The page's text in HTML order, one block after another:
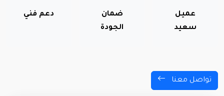
عميل
سعيد
ضمان
الجودة
دعم فني
تواصل معنا